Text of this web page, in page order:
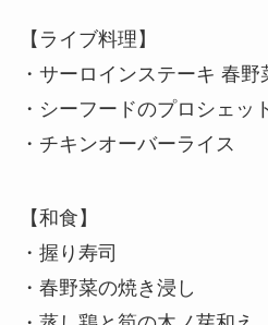
【ライブ料理】
・サーロインステーキ 春
・シーフードのプロシェッ
・チキンオーバーライス
【和食】
・握り寿司
・春野菜の焼き浸し